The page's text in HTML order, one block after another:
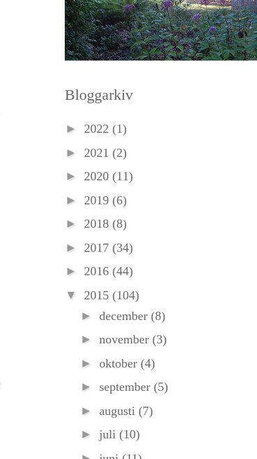
Bloggarkiv
► 2022 (1)
► 2021 (2)
► 2020 (11)
► 2019 (6)
► 2018 (8)
► 2017 (34)
► 2016 (44)
▼ 2015 (104)
► december (8)
► november (3)
► oktober (4)
► september (5)
► augusti (7)
► juli (10)